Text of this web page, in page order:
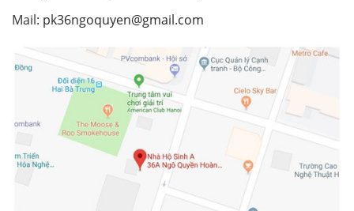
Mail: pk36ngoquyen@gmail.com